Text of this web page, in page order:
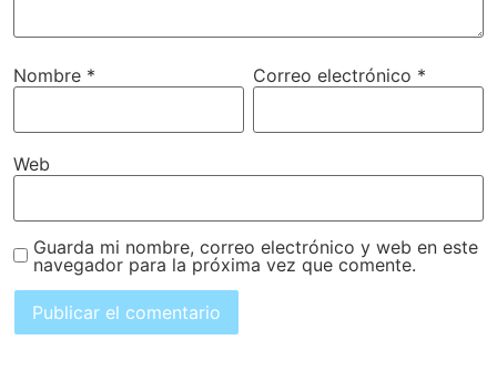
Nombre * Correo electrónico *
Web
Guarda mi nombre, correo electrónico y web en este
navegador para la próxima vez que comente.